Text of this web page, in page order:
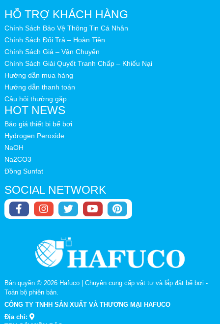
HỖ TRỢ KHÁCH HÀNG
Chính Sách Bảo Vệ Thông Tin Cá Nhân
Chính Sách Đổi Trả – Hoàn Tiền
Chính Sách Giá – Vận Chuyển
Chính Sách Giải Quyết Tranh Chấp – Khiếu Nại
Hướng dẫn mua hàng
Hướng dẫn thanh toán
Câu hỏi thường gặp
HOT NEWS
Báo giá thiết bị bể bơi
Hydrogen Peroxide
NaOH
Na2CO3
Đồng Sunfat
SOCIAL NETWORK
Bản quyền © 2026 Hafuco | Chuyên cung cấp vật tư và lắp đặt bể bơi -
Toàn bộ phiên bản.
CÔNG TY TNHH SẢN XUẤT VÀ THƯƠNG MẠI HAFUCO
Địa chỉ: